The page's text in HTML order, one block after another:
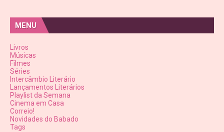
MENU
Livros
Músicas
Filmes
Séries
Intercâmbio Literário
Lançamentos Literários
Playlist da Semana
Cinema em Casa
Correio!
Novidades do Babado
Tags